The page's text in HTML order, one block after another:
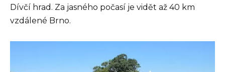
Dívčí hrad. Za jasného počasí je vidět až 40 km
vzdálené Brno.